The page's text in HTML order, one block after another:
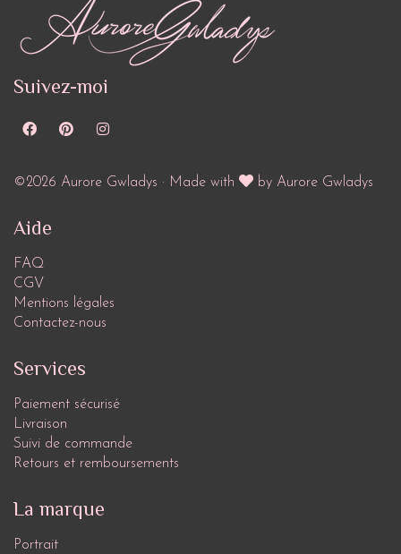
Suivez-moi
©2026 Aurore Gwladys · Made with by Aurore Gwladys
Aide
FAQ
CGV
Mentions légales
Contactez-nous
Services
Paiement sécurisé
Livraison
Suivi de commande
Retours et remboursements
La marque
Portrait